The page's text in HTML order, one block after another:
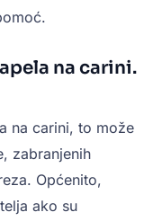
na carini.
na carini, to može
zabranjenih
Općenito,
ako su